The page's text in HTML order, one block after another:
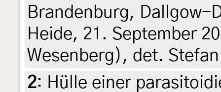
Brandenburg, Dallgow-
Heide, 21. September
Wesenberg), det.
2: Hülle einer